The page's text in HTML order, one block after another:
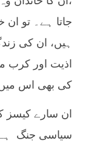
جاتا ہے۔ تو ان
ہیں، ان کی
اذیت اور کرب
کی بھی اس میں
ان سارے کیسز
سیاسی جنگ ہے